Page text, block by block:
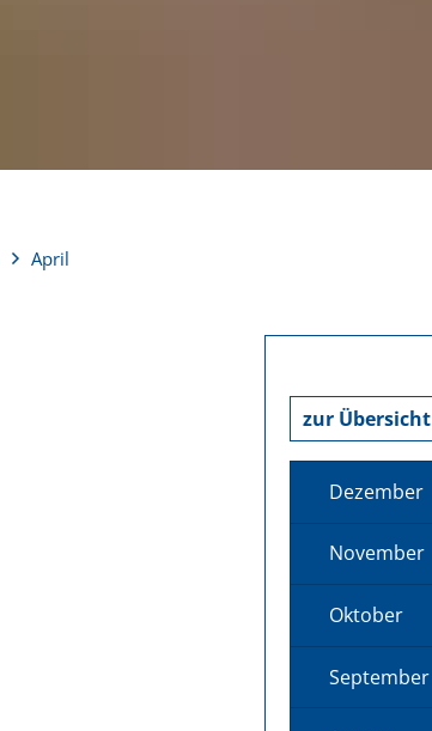
April
zur Übersicht
Dezember
November
Oktober
September